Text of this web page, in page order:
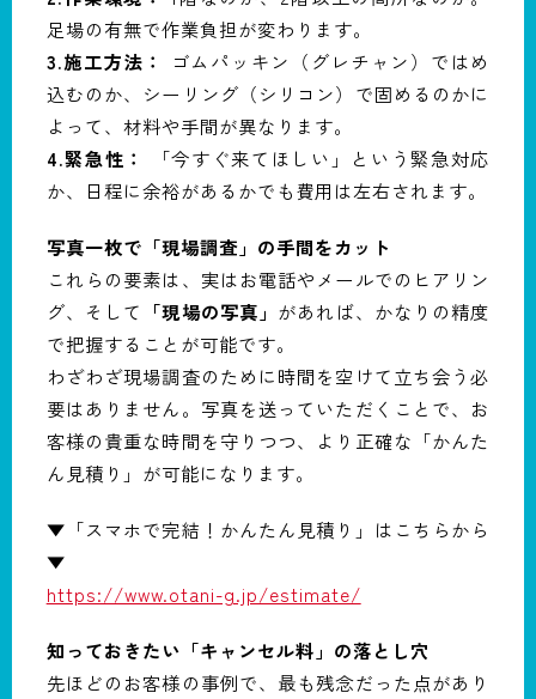
足場の有無で作業負担が変わります。
3.施工方法：
ゴムパッキン（グレチャン）ではめ
込むのか、シーリング（シリコン）で固めるのかに
よって、材料や手間が異なります。
4.緊急性：
「今すぐ来てほしい」という緊急対応
か、日程に余裕があるかでも費用は左右されます。
写真一枚で「現場調査」の手間をカット
これらの要素は、実はお電話やメールでのヒアリン
グ、そして 「現場の写真」 があれば、かなりの精度
で把握することが可能です。
わざわざ現場調査のために時間を空けて立ち会う必
要はありません。写真を送っていただくことで、お
客様の貴重な時間を守りつつ、より正確な「かんた
ん見積り」が可能になります。
▼「スマホで完結！かんたん見積り」はこちらから
▼
https://www.otani-g.jp/estimate/
知っておきたい「キャンセル料」の落とし穴
先ほどのお客様の事例で、最も残念だった点があり